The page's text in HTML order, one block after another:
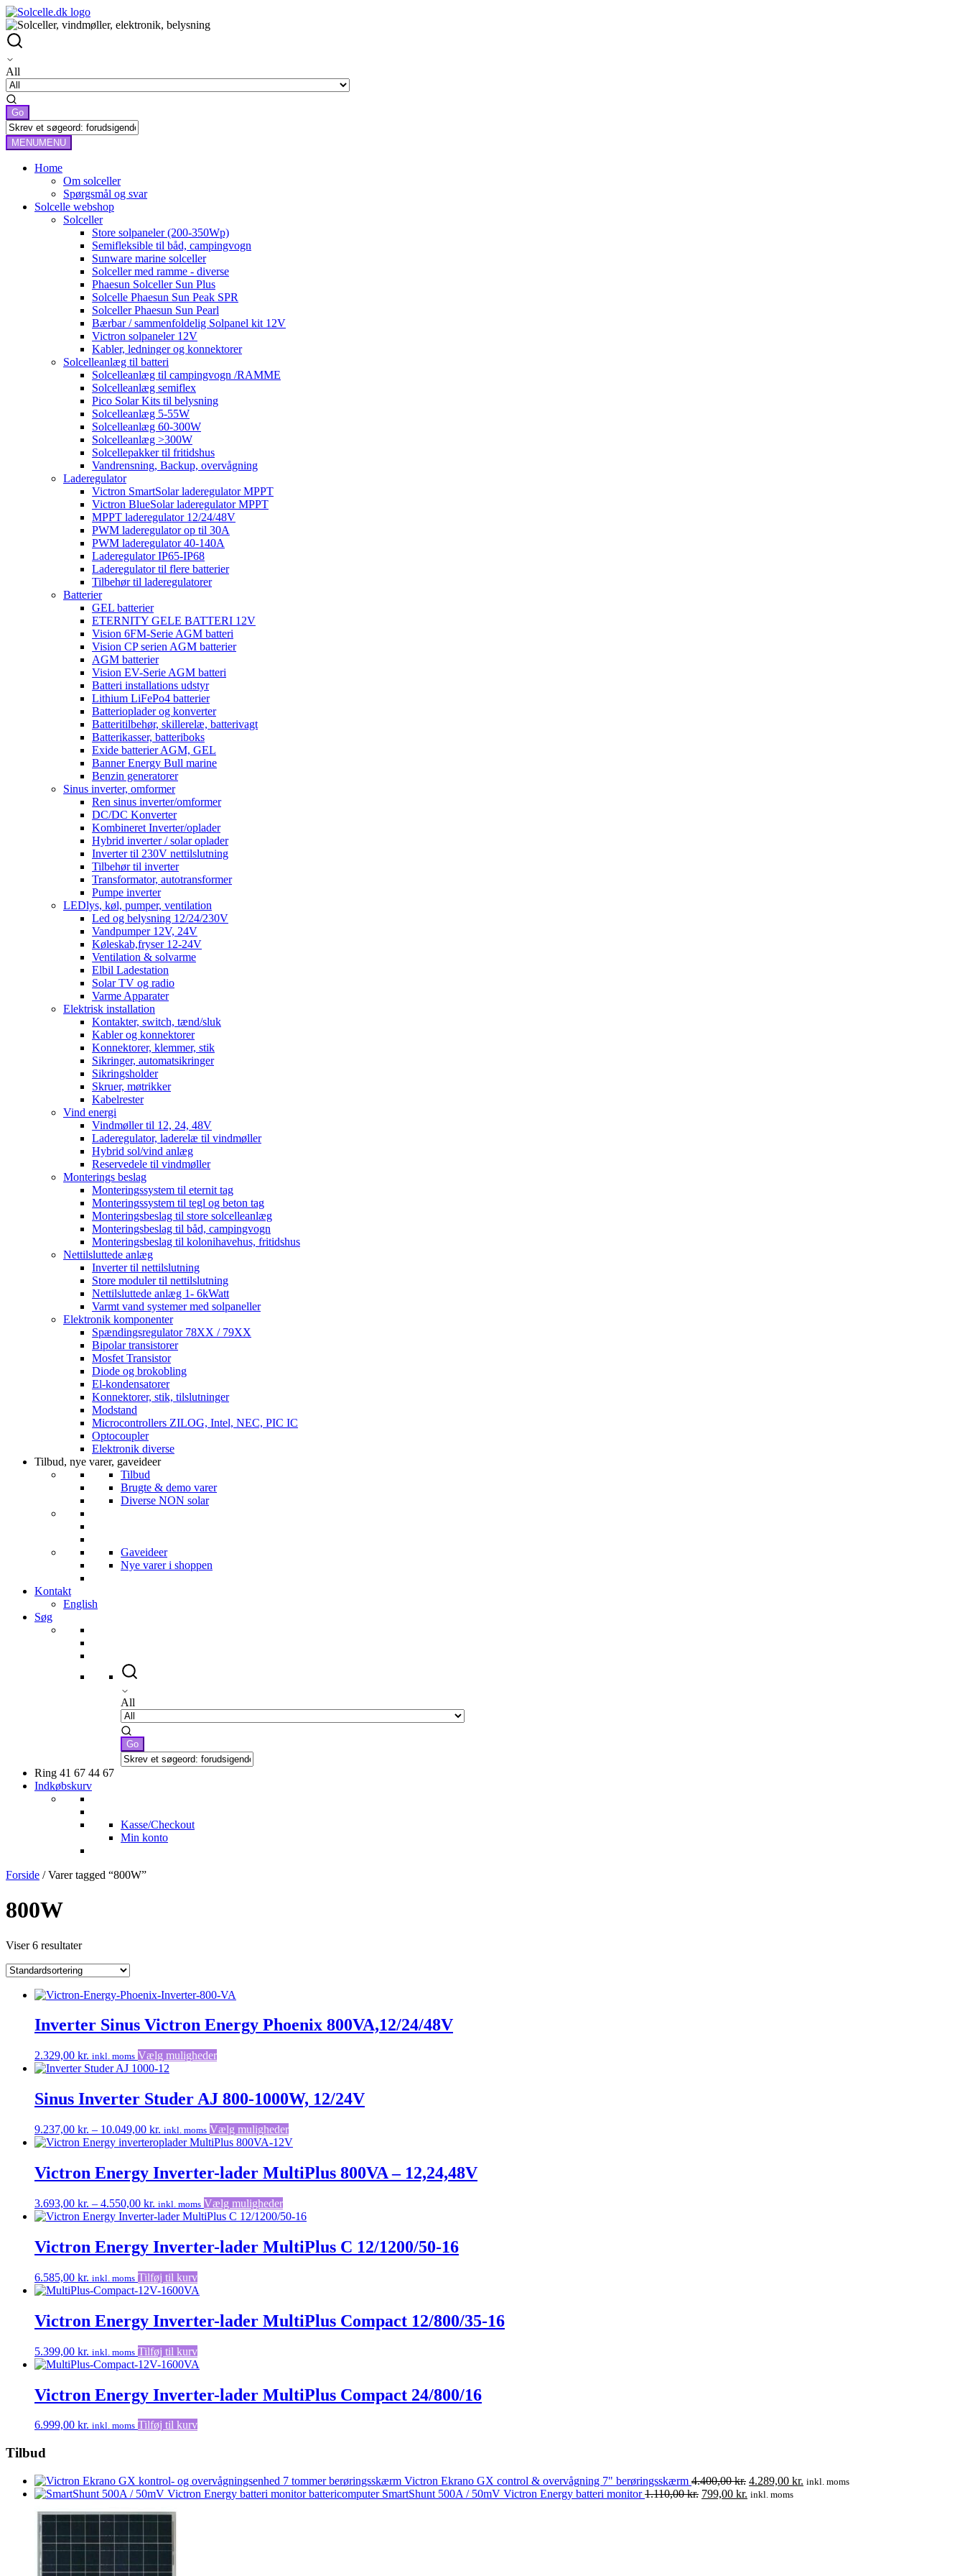
All
MENUMENU
Home
Om solceller
Spørgsmål og svar
Solcelle webshop
Solceller
Store solpaneler (200-350Wp)
Semifleksible til båd, campingvogn
Sunware marine solceller
Solceller med ramme - diverse
Phaesun Solceller Sun Plus
Solcelle Phaesun Sun Peak SPR
Solceller Phaesun Sun Pearl
Bærbar / sammenfoldelig Solpanel kit 12V
Victron solpaneler 12V
Kabler, ledninger og konnektorer
Solcelleanlæg til batteri
Solcelleanlæg til campingvogn /RAMME
Solcelleanlæg semiflex
Pico Solar Kits til belysning
Solcelleanlæg 5-55W
Solcelleanlæg 60-300W
Solcelleanlæg >300W
Solcellepakker til fritidshus
Vandrensning, Backup, overvågning
Laderegulator
Victron SmartSolar laderegulator MPPT
Victron BlueSolar laderegulator MPPT
MPPT laderegulator 12/24/48V
PWM laderegulator op til 30A
PWM laderegulator 40-140A
Laderegulator IP65-IP68
Laderegulator til flere batterier
Tilbehør til laderegulatorer
Batterier
GEL batterier
ETERNITY GELE BATTERI 12V
Vision 6FM-Serie AGM batteri
Vision CP serien AGM batterier
AGM batterier
Vision EV-Serie AGM batteri
Batteri installations udstyr
Lithium LiFePo4 batterier
Batterioplader og konverter
Batteritilbehør, skillerelæ, batterivagt
Batterikasser, batteriboks
Exide batterier AGM, GEL
Banner Energy Bull marine
Benzin generatorer
Sinus inverter, omformer
Ren sinus inverter/omformer
DC/DC Konverter
Kombineret Inverter/oplader
Hybrid inverter / solar oplader
Inverter til 230V nettilslutning
Tilbehør til inverter
Transformator, autotransformer
Pumpe inverter
LEDlys, køl, pumper, ventilation
Led og belysning 12/24/230V
Vandpumper 12V, 24V
Køleskab,fryser 12-24V
Ventilation & solvarme
Elbil Ladestation
Solar TV og radio
Varme Apparater
Elektrisk installation
Kontakter, switch, tænd/sluk
Kabler og konnektorer
Konnektorer, klemmer, stik
Sikringer, automatsikringer
Sikringsholder
Skruer, møtrikker
Kabelrester
Vind energi
Vindmøller til 12, 24, 48V
Laderegulator, laderelæ til vindmøller
Hybrid sol/vind anlæg
Reservedele til vindmøller
Monterings beslag
Monteringssystem til eternit tag
Monteringssystem til tegl og beton tag
Monteringsbeslag til store solcelleanlæg
Monteringsbeslag til båd, campingvogn
Monteringsbeslag til kolonihavehus, fritidshus
Nettilsluttede anlæg
Inverter til nettilslutning
Store moduler til nettilslutning
Nettilsluttede anlæg 1- 6kWatt
Varmt vand systemer med solpaneller
Elektronik komponenter
Spændingsregulator 78XX / 79XX
Bipolar transistorer
Mosfet Transistor
Diode og brokobling
El-kondensatorer
Konnektorer, stik, tilslutninger
Modstand
Microcontrollers ZILOG, Intel, NEC, PIC IC
Optocoupler
Elektronik diverse
Tilbud, nye varer, gaveideer
Tilbud
Brugte & demo varer
Diverse NON solar
Gaveideer
Nye varer i shoppen
Kontakt
English
Søg
All
Ring 41 67 44 67
Indkøbskurv
Kasse/Checkout
Min konto
Forside / Varer tagged “800W”
800W
Viser 6 resultater
Inverter Sinus Victron Energy Phoenix 800VA,12/24/48V
2.329,00 kr. inkl. moms Vælg mulighederDette
flere
varianter.
kan
vælges
varesiden
Sinus Inverter Studer AJ 800-1000W, 12/24V
9.237,00 kr. – 10.049,00 kr. Prisinterval:
9.237,00 kr.
10.049,00 kr.
inkl. moms Vælg mulighederDette
vare
flere
varianter.
vælges
varesiden
Victron Energy Inverter-lader MultiPlus 800VA – 12,24,48V
3.693,00 kr. – 4.550,00 kr. Prisinterval:
3.693,00 kr.
4.550,00 kr.
inkl. moms Vælg mulighederDette
vare
flere
varianter.
varesiden
Victron Energy Inverter-lader MultiPlus C 12/1200/50-16
6.585,00 kr. inkl. moms Tilføj til kurv
Victron Energy Inverter-lader MultiPlus Compact 12/800/35-16
5.399,00 kr. inkl. moms Tilføj til kurv
Victron Energy Inverter-lader MultiPlus Compact 24/800/16
6.999,00 kr. inkl. moms Tilføj til kurv
Tilbud
Victron Ekrano GX control & overvågning 7" berøringsskærm 4.400,00kr. Den
oprindelige
4.289,00 kr. Den
inkl. moms
SmartShunt 500A / 50mV Victron Energy batteri monitor 1.110,00kr. Den
799,00 kr. Den
inkl. moms